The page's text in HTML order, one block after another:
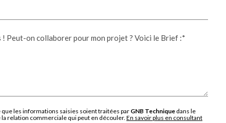
! Peut-on collaborer pour mon projet ? Voici le Brief :*
les informations saisies soient traitées par GNB Technique dans le
relation commerciale qui peut en découler. En savoir plus en consultant